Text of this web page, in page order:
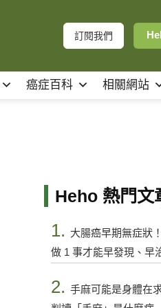
訂閱我們
癌症百科 相關網站
Heho 熱門文
1. 大腸癌早期無症狀
做 1 事才能早發現、早
2. 手麻可能是身體在